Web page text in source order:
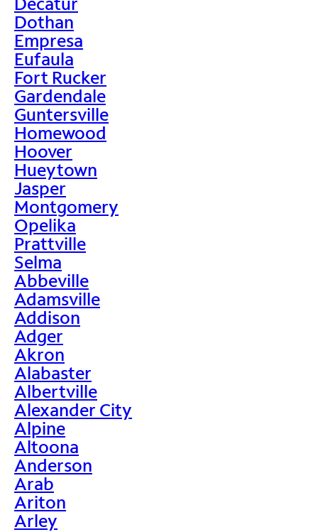
Dothan
Empresa
Eufaula
Fort Rucker
Gardendale
Guntersville
Homewood
Hoover
Hueytown
Jasper
Montgomery
Opelika
Prattville
Selma
Abbeville
Adamsville
Addison
Adger
Akron
Alabaster
Albertville
Alexander City
Alpine
Altoona
Anderson
Arab
Ariton
Arley